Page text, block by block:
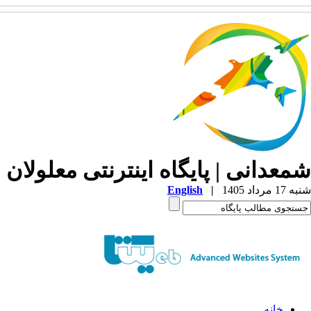
شمعدانی | پایگاه اینترنتی معلولان
شنبه 17 مرداد 1405 |
English